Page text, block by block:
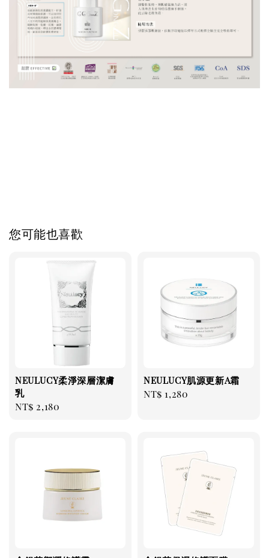
您可能也喜歡
NEULUCY柔淨深層潔膚
乳
Regular
NT$ 2,180
NEULUCY肌源更新A霜
Regular
NT$ 1,280